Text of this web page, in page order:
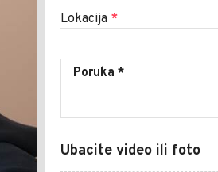
Lokacija *
Ubacite video ili foto